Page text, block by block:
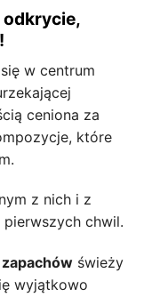
odkrycie,
się w centrum
ceniona za
które
z nich i z
chwil.
świeży
wyjątkowo